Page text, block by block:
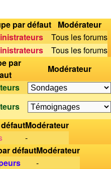
par défaut
Modérateur
Tous les forums
Tous les forums
par
Modérateur
Modérateur
-
défautModérateur
-